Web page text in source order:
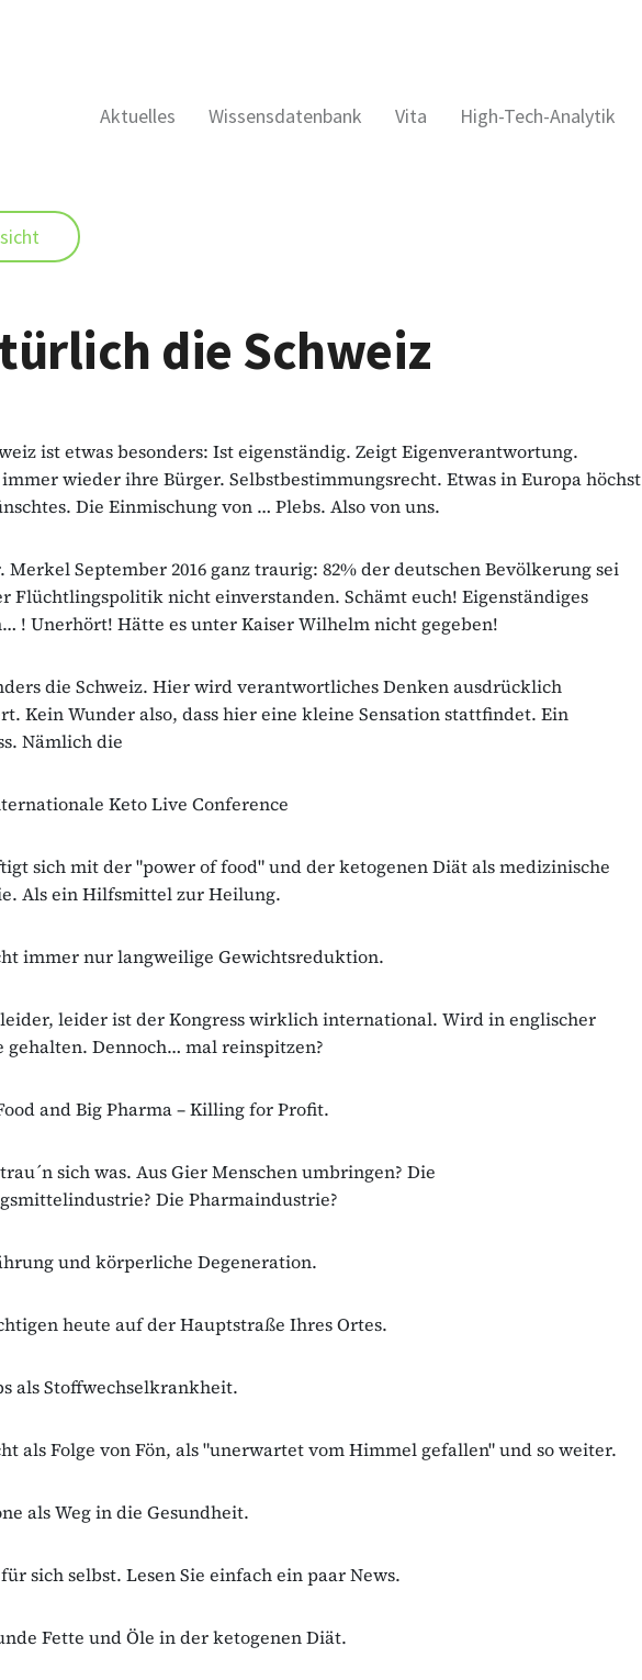
Aktuelles Wissensdatenbank Vita High-Tech-Analytik
die Schweiz
ist etwas besonders: Ist eigenständig. Zeigt Eigenverantwortung.
wieder ihre Bürger. Selbstbestimmungsrecht. Etwas in Europa höchst
Die Einmischung von … Plebs. Also von uns.
Merkel September 2016 ganz traurig: 82% der deutschen Bevölkerung sei
Flüchtlingspolitik nicht einverstanden. Schämt euch! Eigenständiges
! Unerhört! Hätte es unter Kaiser Wilhelm nicht gegeben!
die Schweiz. Hier wird verantwortliches Denken ausdrücklich
Kein Wunder also, dass hier eine kleine Sensation stattfindet. Ein
Nämlich die
Keto Live Conference
sich mit der "power of food" und der ketogenen Diät als medizinische
Als ein Hilfsmittel zur Heilung.
immer nur langweilige Gewichtsreduktion.
leider ist der Kongress wirklich international. Wird in englischer
gehalten. Dennoch… mal reinspitzen?
and Big Pharma – Killing for Profit.
sich was. Aus Gier Menschen umbringen? Die
Die Pharmaindustrie?
und körperliche Degeneration.
heute auf der Hauptstraße Ihres Ortes.
als Stoffwechselkrankheit.
als Folge von Fön, als "unerwartet vom Himmel gefallen" und so weiter.
als Weg in die Gesundheit.
sich selbst. Lesen Sie einfach ein paar News.
Fette und Öle in der ketogenen Diät.